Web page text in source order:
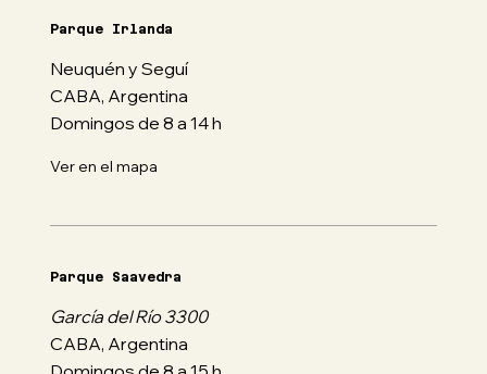
Parque Irlanda
Neuquén y Seguí
CABA, Argentina
Domingos de 8 a 14 h
Ver en el mapa
Parque Saavedra
García del Río 3300
CABA, Argentina